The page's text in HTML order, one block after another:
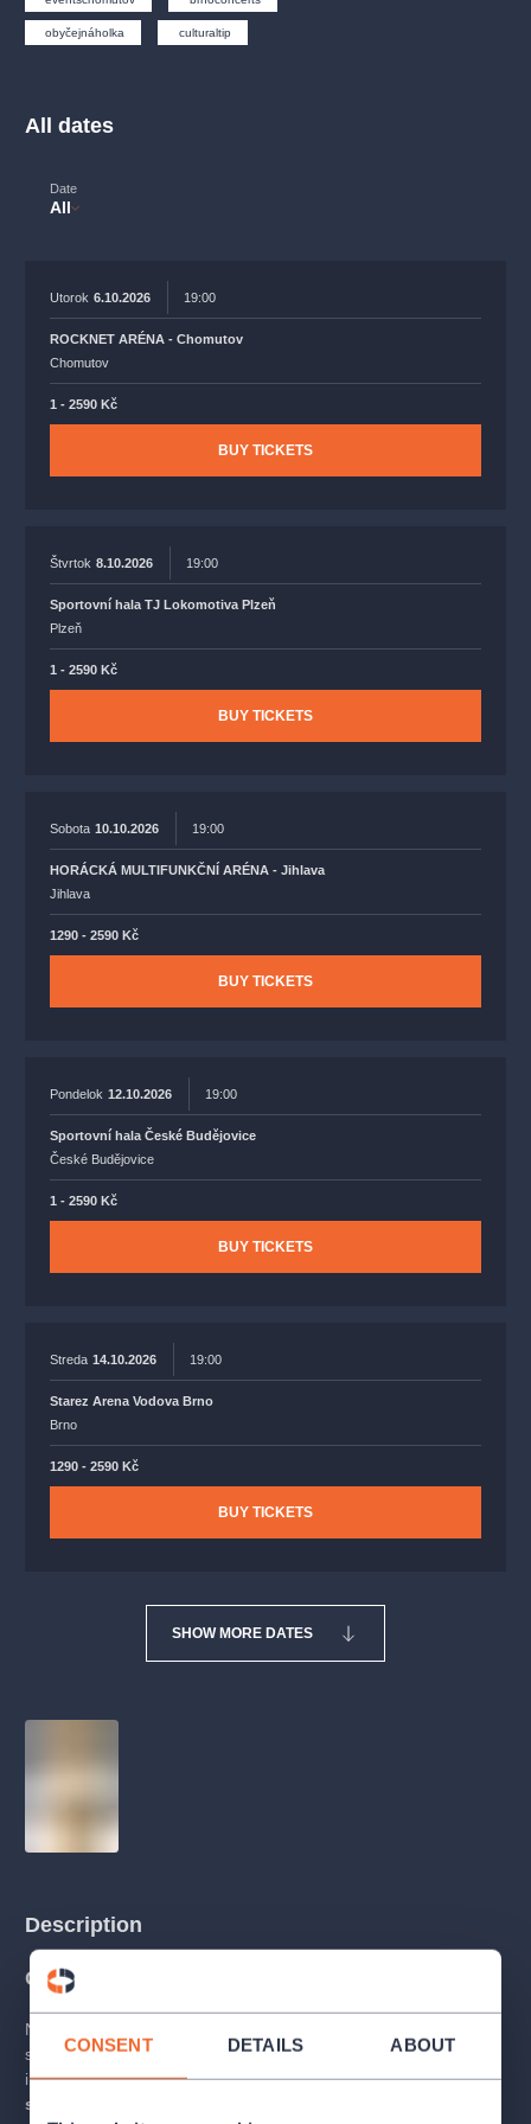
CONSENT DETAILS ABOUT
obyčejnáholka culturaltip
All dates
Date
All
Utorok 6.10.2026 19:00
ROCKNET ARÉNA - Chomutov
Chomutov
1 - 2590 Kč
BUY TICKETS
Štvrtok 8.10.2026 19:00
Sportovní hala TJ Lokomotiva Plzeň
Plzeň
1 - 2590 Kč
BUY TICKETS
Sobota 10.10.2026 19:00
HORÁCKÁ MULTIFUNKČNÍ ARÉNA - Jihlava
Jihlava
1290 - 2590 Kč
BUY TICKETS
Pondelok 12.10.2026 19:00
Sportovní hala České Budějovice
České Budějovice
1 - 2590 Kč
BUY TICKETS
Streda 14.10.2026 19:00
Starez Arena Vodova Brno
Brno
1290 - 2590 Kč
BUY TICKETS
SHOW MORE DATES
Description
O KONCERTU
Naše nejúspěšnější zpěvačka
své významné životní jubileum na pódiích napříč celou Českou
i Slovenskou republikou i skapelou Petra Maláska,Bílým
sborem
musicalsprague praguetheatre
filmmusic thestateopera